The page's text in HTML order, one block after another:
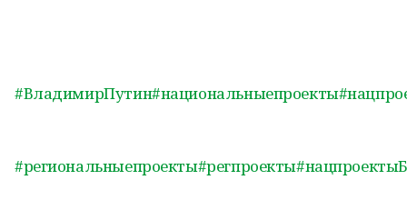
#ВладимирПутин#национальныепроекты
#региональныепроекты#регпроекты